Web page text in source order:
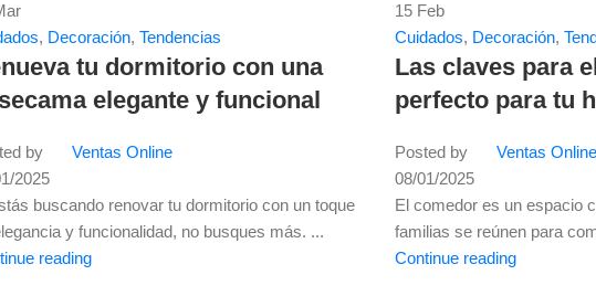
, Decoración, Tendencias
tu dormitorio con una
elegante y funcional
by
Ventas Online
2025
buscando renovar tu dormitorio con un toque
y funcionalidad, no busques más. ...
reading
15 Feb
Cuidados, Decoración,
Las claves para
perfecto para tu
Posted by
Ventas Online
08/01/2025
El comedor es un espacio
familias se reúnen para
Continue reading